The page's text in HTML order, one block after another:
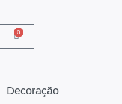
0
Decoração